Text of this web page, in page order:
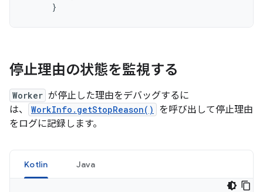
}
停止理由の状態を監視する
Worker が停止した理由をデバッグするに
は、
WorkInfo.getStopReason()
を呼び出して停止理由
をログに記録します。
Kotlin Java